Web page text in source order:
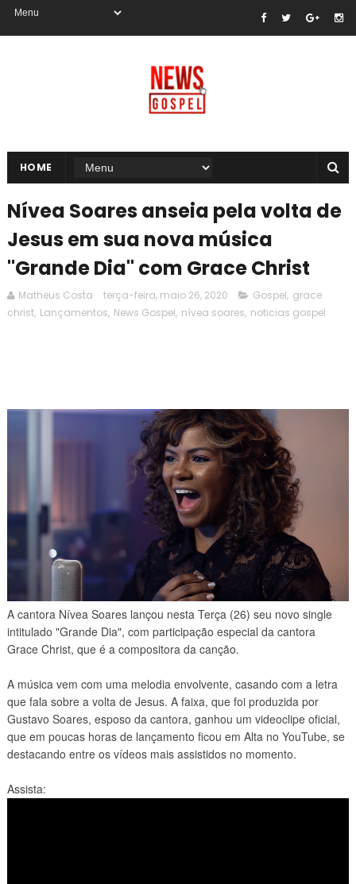
HOME
Nívea Soares anseia pela volta de
Jesus em sua nova música
"Grande Dia" com Grace Christ
Matheus Costa terça-feira, maio 26, 2020 Gospel, grace
christ, Lançamentos, News Gospel, nívea soares, noticias gospel
A cantora Nívea Soares lançou nesta Terça (26) seu novo single
intitulado "Grande Dia", com participação especial da cantora
Grace Christ, que é a compositora da canção.
A música vem com uma melodia envolvente, casando com a letra
que fala sobre a volta de Jesus. A faixa, que foi produzida por
Gustavo Soares, esposo da cantora, ganhou um videoclipe oficial,
que em poucas horas de lançamento ficou em Alta no YouTube, se
destacando entre os vídeos mais assistidos no momento.
Assista: